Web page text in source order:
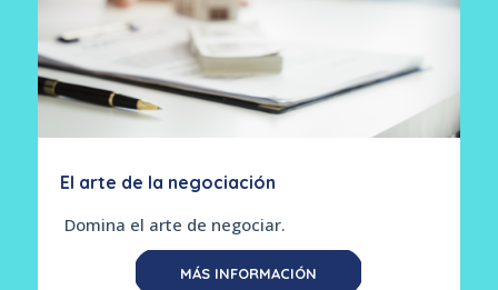
El arte de la negociación
Domina el arte de negociar.
MÁS INFORMACIÓN